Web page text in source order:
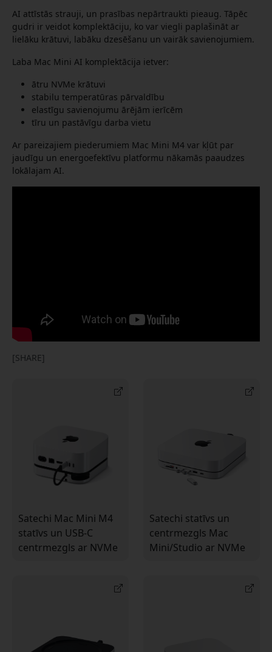
AI attīstās strauji, un prasības nepārtraukti pieaug. Tāpēc
gudri ir veidot komplektāciju, ko var viegli paplašināt ar
lielāku krātuvi, labāku dzesēšanu un vairāk savienojumiem.
Laba Mac Mini AI komplektācija ietver:
ātru NVMe krātuvi
stabilu temperatūras pārvaldību
elastīgu savienojumu ārējām ierīcēm
tīru un pastāvīgu darba vietu
Ar pareizajiem piederumiem Mac Mini M4 var kļūt par
jaudīgu un energoefektīvu platformu nākamās paaudzes
lokālajam AI.
[SHARE]
Satechi Mac Mini M4
statīvs un USB-C
centrmezgls ar NVMe
Satechi statīvs un
centrmezgls Mac
Mini/Studio ar NVMe